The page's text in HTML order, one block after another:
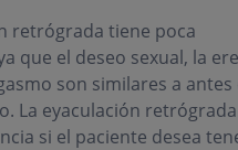
retrógrada tiene poca
que el deseo sexual, la
son similares a antes
La eyaculación
si el paciente desea